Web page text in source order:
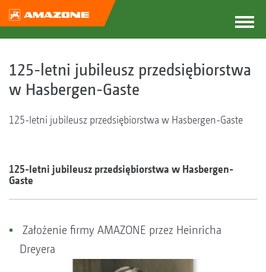
125-letni jubileusz przedsiębiorstwa
w Hasbergen-Gaste
125-letni jubileusz przedsiębiorstwa w Hasbergen-Gaste
125-letni jubileusz przedsiębiorstwa w Hasbergen-
Gaste
Założenie firmy AMAZONE przez Heinricha
Dreyera